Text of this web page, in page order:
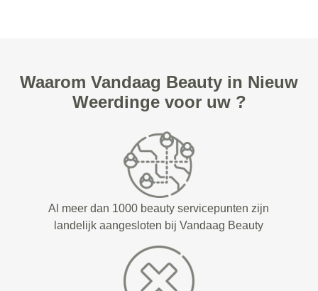
Waarom Vandaag Beauty in Nieuw
Weerdinge voor uw ?
Al meer dan 1000 beauty servicepunten zijn
landelijk aangesloten bij Vandaag Beauty